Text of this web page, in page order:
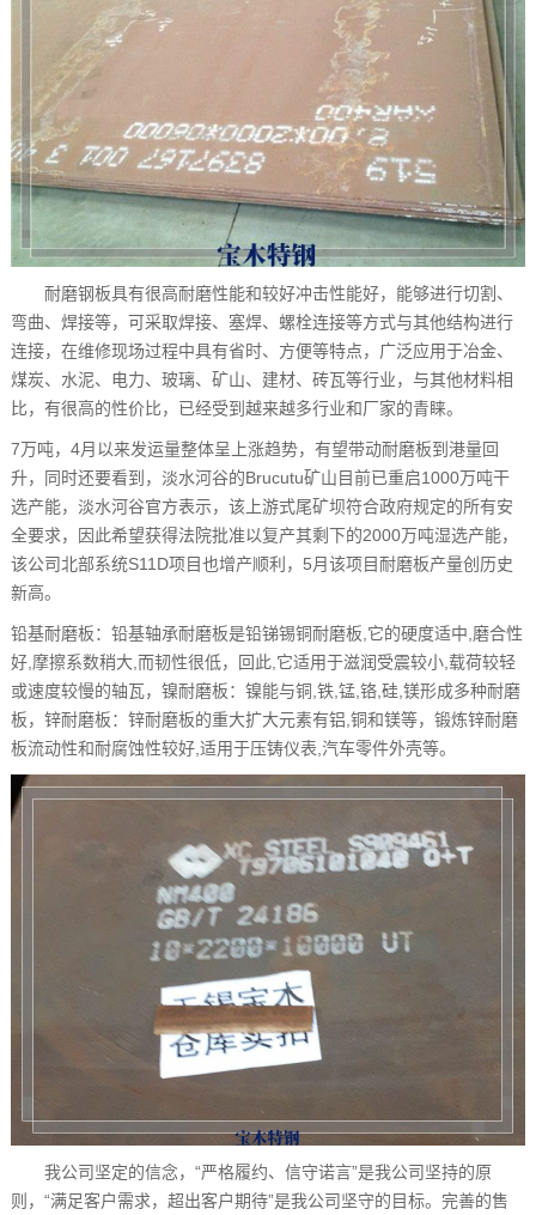
耐磨钢板具有很高耐磨性能和较好冲击性能好，能够进行切割、
弯曲、焊接等，可采取焊接、塞焊、螺栓连接等方式与其他结构进行
连接，在维修现场过程中具有省时、方便等特点，广泛应用于冶金、
煤炭、水泥、电力、玻璃、矿山、建材、砖瓦等行业，与其他材料相
比，有很高的性价比，已经受到越来越多行业和厂家的青睐。
7万吨，4月以来发运量整体呈上涨趋势，有望带动耐磨板到港量回
升，同时还要看到，淡水河谷的Brucutu矿山目前已重启1000万吨干
选产能，淡水河谷官方表示，该上游式尾矿坝符合政府规定的所有安
全要求，因此希望获得法院批准以复产其剩下的2000万吨湿选产能，
该公司北部系统S11D项目也增产顺利，5月该项目耐磨板产量创历史
新高。
铅基耐磨板：铅基轴承耐磨板是铅锑锡铜耐磨板,它的硬度适中,磨合性
好,摩擦系数稍大,而韧性很低，回此,它适用于滋润受震较小,载荷较轻
或速度较慢的轴瓦，镍耐磨板：镍能与铜,铁,锰,铬,硅,镁形成多种耐磨
板，锌耐磨板：锌耐磨板的重大扩大元素有铝,铜和镁等，锻炼锌耐磨
板流动性和耐腐蚀性较好,适用于压铸仪表,汽车零件外壳等。
我公司坚定的信念，“严格履约、信守诺言”是我公司坚持的原
则，“满足客户需求，超出客户期待”是我公司坚守的目标。完善的售